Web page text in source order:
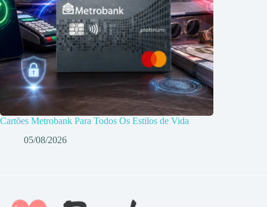
Cartões Metrobank Para Todos Os Estilos de Vida
05/08/2026